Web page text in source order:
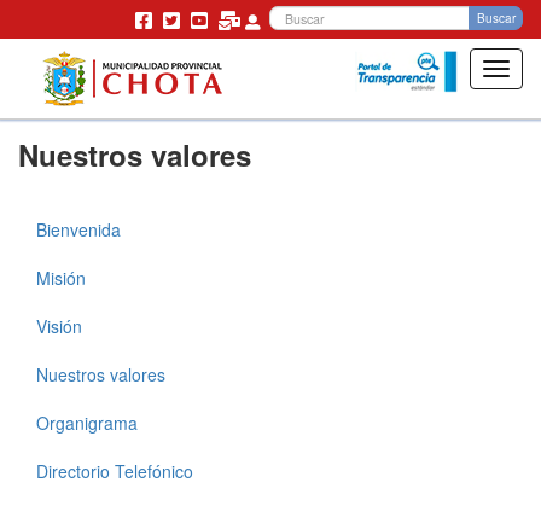
Pasar
Buscar
Nuestros valores
Municipalidad
Bienvenida
Misión
Visión
Nuestros valores
Organigrama
Directorio Telefónico